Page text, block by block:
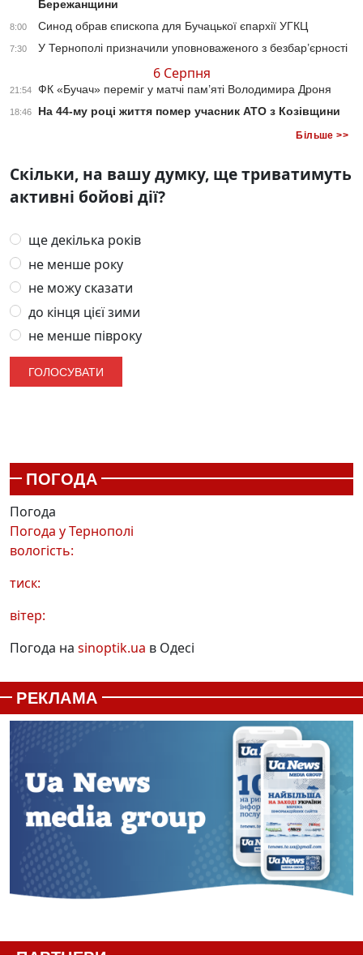
Бережанщини
8:00 Синод обрав єпископа для Бучацької єпархії УГКЦ
7:30 У Тернополі призначили уповноваженого з безбар’єрності
6 Серпня
21:54 ФК «Бучач» переміг у матчі пам’яті Володимира Дроня
18:46 На 44-му році життя помер учасник АТО з Козівщини
Більше >>
Скільки, на вашу думку, ще триватимуть
активні бойові дії?
ще декілька років
не менше року
не можу сказати
до кінця цієї зими
не менше півроку
ПОГОДА
Погода
Погода уТернополі
вологість:
тиск:
вітер:
Погода на sinoptik.ua в Одесі
РЕКЛАМА